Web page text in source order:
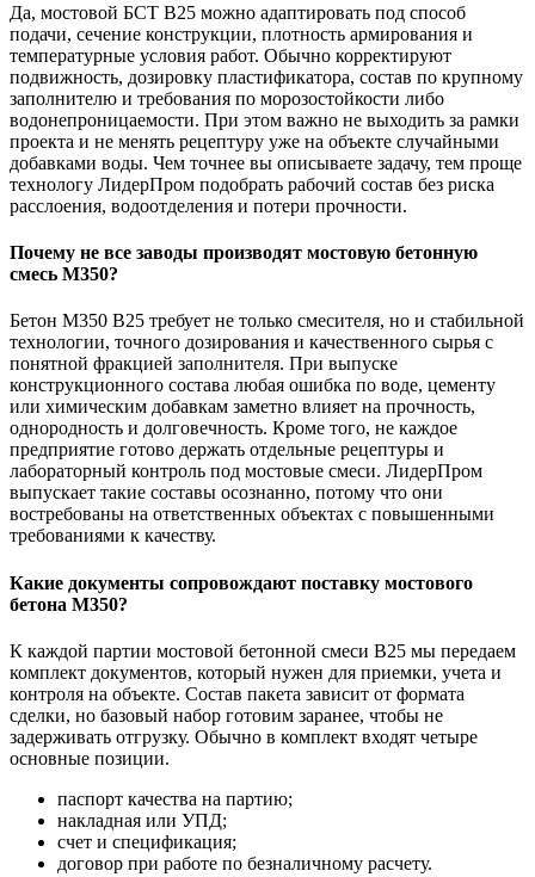
Да, мостовой БСТ В25 можно адаптировать под способ
подачи, сечение конструкции, плотность армирования и
температурные условия работ. Обычно корректируют
подвижность, дозировку пластификатора, состав по крупному
заполнителю и требования по морозостойкости либо
водонепроницаемости. При этом важно не выходить за рамки
проекта и не менять рецептуру уже на объекте случайными
добавками воды. Чем точнее вы описываете задачу, тем проще
технологу ЛидерПром подобрать рабочий состав без риска
расслоения, водоотделения и потери прочности.
Почему не все заводы производят мостовую бетонную
смесь М350?
Бетон М350 В25 требует не только смесителя, но и стабильной
технологии, точного дозирования и качественного сырья с
понятной фракцией заполнителя. При выпуске
конструкционного состава любая ошибка по воде, цементу
или химическим добавкам заметно влияет на прочность,
однородность и долговечность. Кроме того, не каждое
предприятие готово держать отдельные рецептуры и
лабораторный контроль под мостовые смеси. ЛидерПром
выпускает такие составы осознанно, потому что они
востребованы на ответственных объектах с повышенными
требованиями к качеству.
Какие документы сопровождают поставку мостового
бетона М350?
К каждой партии мостовой бетонной смеси В25 мы передаем
комплект документов, который нужен для приемки, учета и
контроля на объекте. Состав пакета зависит от формата
сделки, но базовый набор готовим заранее, чтобы не
задерживать отгрузку. Обычно в комплект входят четыре
основные позиции.
паспорт качества на партию;
накладная или УПД;
счет и спецификация;
договор при работе по безналичному расчету.